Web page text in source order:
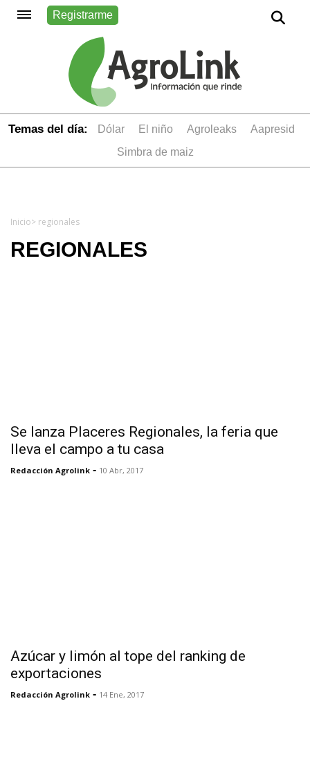
Registrarme
Temas del día: dólar el niño Agroleaks
aapresid
simbra de maiz
Inicio> regionales
REGIONALES
Se lanza Placeres Regionales, la feria que
lleva el campo a tu casa
Redacción Agrolink - 10 Abr, 2017
Azúcar y limón al tope del ranking de
exportaciones
Redacción Agrolink - 14 Ene, 2017